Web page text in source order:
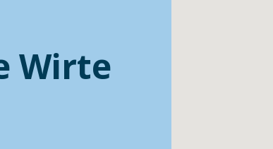
Wirte